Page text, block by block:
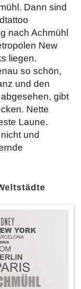
Dann sind
nach Achmühl
New
liegen.
so schön,
und den
gibt
Nette
Laune.
und